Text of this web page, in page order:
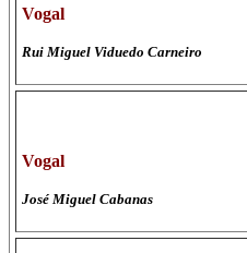
Vogal
Rui Miguel Viduedo Carneiro
Vogal
José Miguel Cabanas